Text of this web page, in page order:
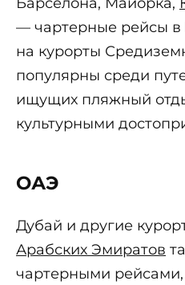
— чартерные рейсы
на курорты
популярны среди
ищущих пляжный
культурными
ОАЭ
Дубай и другие
Арабских Эмиратов
чартерными рейсами,